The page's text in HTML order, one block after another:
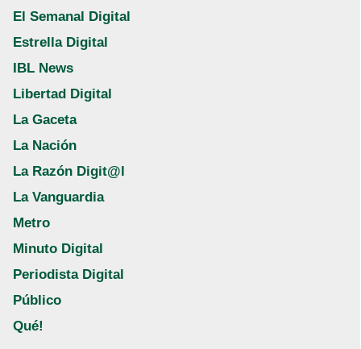
El Semanal Digital
Estrella Digital
IBL News
Libertad Digital
La Gaceta
La Nación
La Razón Digit@l
La Vanguardia
Metro
Minuto Digital
Periodista Digital
Público
Qué!